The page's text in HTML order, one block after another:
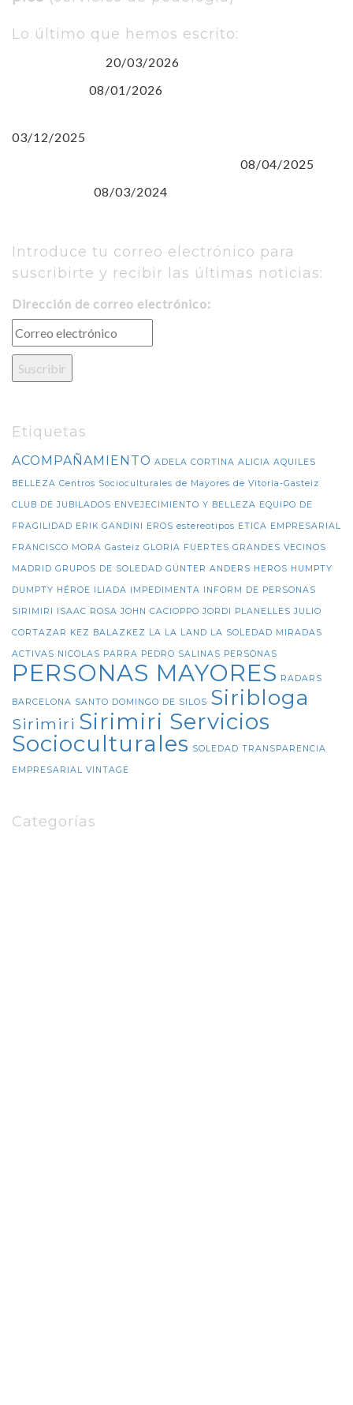
Lo último que hemos escrito:
20/03/2026
08/01/2026
03/12/2025
08/04/2025
08/03/2024
Introduce tu correo electrónico para
suscribirte y recibir las últimas noticias:
Dirección de correo electrónico:
Etiquetas
ACOMPAÑAMIENTO ADELA CORTINA ALICIA AQUILES
BELLEZA Centros Socioculturales de Mayores de Vitoria-Gasteiz
CLUB DE JUBILADOS ENVEJECIMIENTO Y BELLEZA EQUIPO DE
FRAGILIDAD ERIK GANDINI EROS estereotipos ETICA EMPRESARIAL
FRANCISCO MORA Gasteiz GLORIA FUERTES GRANDES VECINOS
MADRID GRUPOS DE SOLEDAD GÜNTER ANDERS HEROS HUMPTY
DUMPTY HÉROE ILIADA IMPEDIMENTA INFORM DE PERSONAS
SIRIMIRI ISAAC ROSA JOHN CACIOPPO JORDI PLANELLES JULIO
CORTAZAR KEZ BALAZKEZ LA LA LAND LA SOLEDAD MIRADAS
ACTIVAS NICOLAS PARRA PEDRO SALINAS PERSONAS
PERSONAS MAYORES RADARS
BARCELONA SANTO DOMINGO DE SILOS Siribloga
Sirimiri Sirimiri Servicios
Socioculturales SOLEDAD TRANSPARENCIA
EMPRESARIAL VINTAGE
Categorías